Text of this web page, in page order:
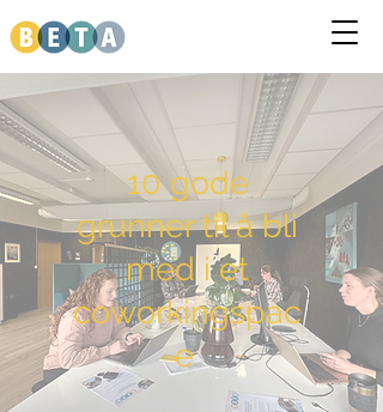
10 gode
grunner til å bli
med i et
coworkingspac
e